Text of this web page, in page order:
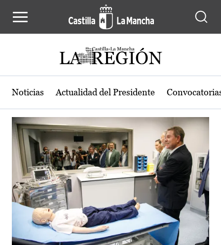
Actualidad de la región de Castilla-
Noticias Actualidad del Presidente